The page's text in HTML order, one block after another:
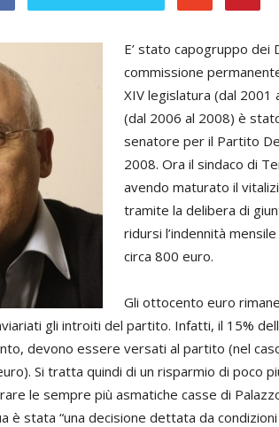
E’ stato capogruppo dei
commissione
XIV legislatura (dal 2001
(dal 2006 al 2008) è
senatore per il Partito
2008. Ora il sindaco di
avendo maturato il
tramite la delibera di
ridursi l’indennità
circa 800 euro.
Gli ottocento euro
gli introiti del partito. Infatti, il 15%
devono essere versati al partito (nel
Si tratta quindi di un risparmio di poco
le sempre più asmatiche casse di
è stata “una decisione dettata da